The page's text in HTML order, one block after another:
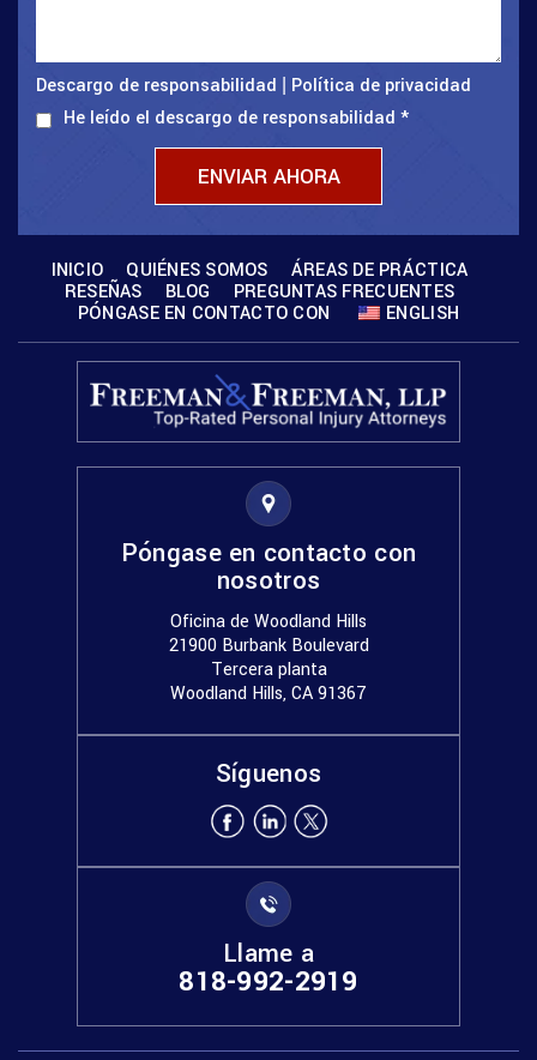
Descargo de responsabilidad
Política de privacidad
He leído el descargo de responsabilidad *
INICIO QUIÉNES SOMOS
ÁREAS DE PRÁCTICA
RESEÑAS
BLOG
PREGUNTAS FRECUENTES
PÓNGASE EN CONTACTO CON
ENGLISH
Póngase en contacto con
nosotros
Oficina de Woodland Hills
21900 Burbank Boulevard
Tercera planta
Woodland Hills, CA 91367
Síguenos
Llame a
818-992-2919